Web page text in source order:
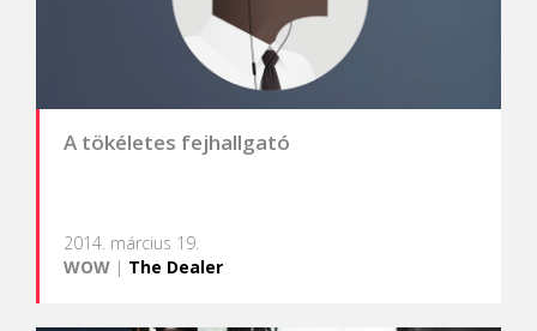
A tökéletes fejhallgató
2014. március 19.
WOW | The Dealer